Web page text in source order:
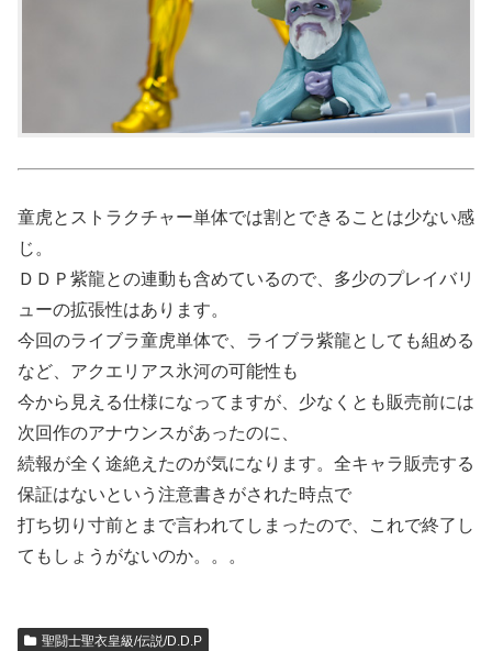
童虎とストラクチャー単体では割とできることは少ない感
じ。
ＤＤＰ紫龍との連動も含めているので、多少のプレイバリ
ューの拡張性はあります。
今回のライブラ童虎単体で、ライブラ紫龍としても組める
など、アクエリアス氷河の可能性も
今から見える仕様になってますが、少なくとも販売前には
次回作のアナウンスがあったのに、
続報が全く途絶えたのが気になります。全キャラ販売する
保証はないという注意書きがされた時点で
打ち切り寸前とまで言われてしまったので、これで終了し
てもしょうがないのか。。。
聖闘士聖衣皇級/伝説/D.D.P